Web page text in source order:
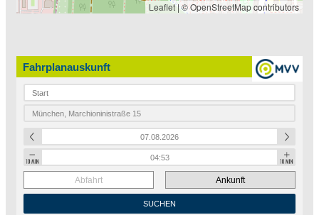
Leaflet| ©OpenStreetMapcontributors
Fahrplanauskunft
Abfahrt Ankunft
SUCHEN